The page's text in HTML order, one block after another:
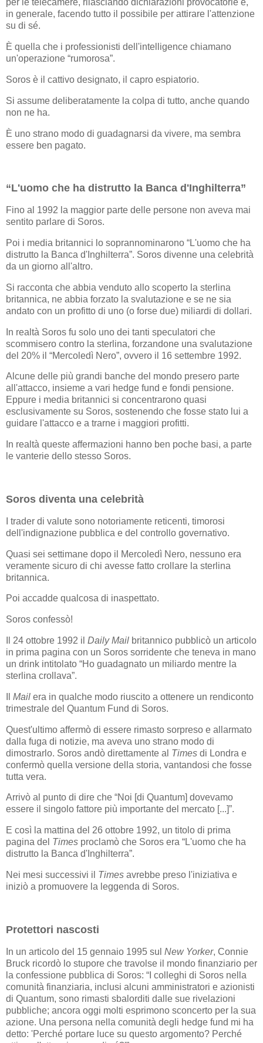
per le telecamere, rilasciando dichiarazioni provocatorie e,
in generale, facendo tutto il possibile per attirare l'attenzione
su di sé.
È quella che i professionisti dell'intelligence chiamano
un'operazione “rumorosa”.
Soros è il cattivo designato, il capro espiatorio.
Si assume deliberatamente la colpa di tutto, anche quando
non ne ha.
È uno strano modo di guadagnarsi da vivere, ma sembra
essere ben pagato.
“L'uomo che ha distrutto la Banca d'Inghilterra”
Fino al 1992 la maggior parte delle persone non aveva mai
sentito parlare di Soros.
Poi i media britannici lo soprannominarono “L'uomo che ha
distrutto la Banca d'Inghilterra”. Soros divenne una celebrità
da un giorno all'altro.
Si racconta che abbia venduto allo scoperto la sterlina
britannica, ne abbia forzato la svalutazione e se ne sia
andato con un profitto di uno (o forse due) miliardi di dollari.
In realtà Soros fu solo uno dei tanti speculatori che
scommisero contro la sterlina, forzandone una svalutazione
del 20% il “Mercoledì Nero”, ovvero il 16 settembre 1992.
Alcune delle più grandi banche del mondo presero parte
all'attacco, insieme a vari hedge fund e fondi pensione.
Eppure i media britannici si concentrarono quasi
esclusivamente su Soros, sostenendo che fosse stato lui a
guidare l'attacco e a trarne i maggiori profitti.
In realtà queste affermazioni hanno ben poche basi, a parte
le vanterie dello stesso Soros.
Soros diventa una celebrità
I trader di valute sono notoriamente reticenti, timorosi
dell'indignazione pubblica e del controllo governativo.
Quasi sei settimane dopo il Mercoledì Nero, nessuno era
veramente sicuro di chi avesse fatto crollare la sterlina
britannica.
Poi accadde qualcosa di inaspettato.
Soros confessò!
Il 24 ottobre 1992 il Daily Mail britannico pubblicò un articolo
in prima pagina con un Soros sorridente che teneva in mano
un drink intitolato “Ho guadagnato un miliardo mentre la
sterlina crollava”.
Mail era in qualche modo riuscito a ottenere un rendiconto
trimestrale del Quantum Fund di Soros.
Quest'ultimo affermò di essere rimasto sorpreso e allarmato
dalla fuga di notizie, ma aveva uno strano modo di
dimostrarlo. Soros andò direttamente al Times di Londra e
confermò quella versione della storia, vantandosi che fosse
tutta vera.
Arrivò al punto di dire che “Noi [di Quantum] dovevamo
essere il singolo fattore più importante del mercato [...]”.
E così la mattina del 26 ottobre 1992, un titolo di prima
pagina del Times proclamò che Soros era “L'uomo che ha
distrutto la Banca d'Inghilterra”.
Nei mesi successivi il Times avrebbe preso l'iniziativa e
iniziò a promuovere la leggenda di Soros.
Protettori nascosti
In un articolo del 15 gennaio 1995 sul New Yorker, Connie
Bruck ricordò lo stupore che travolse il mondo finanziario per
la confessione pubblica di Soros: “I colleghi di Soros nella
comunità finanziaria, inclusi alcuni amministratori e azionisti
di Quantum, sono rimasti sbalorditi dalle sue rivelazioni
pubbliche; ancora oggi molti esprimono sconcerto per la sua
azione. Una persona nella comunità degli hedge fund mi ha
detto: 'Perché portare luce su questo argomento? Perché